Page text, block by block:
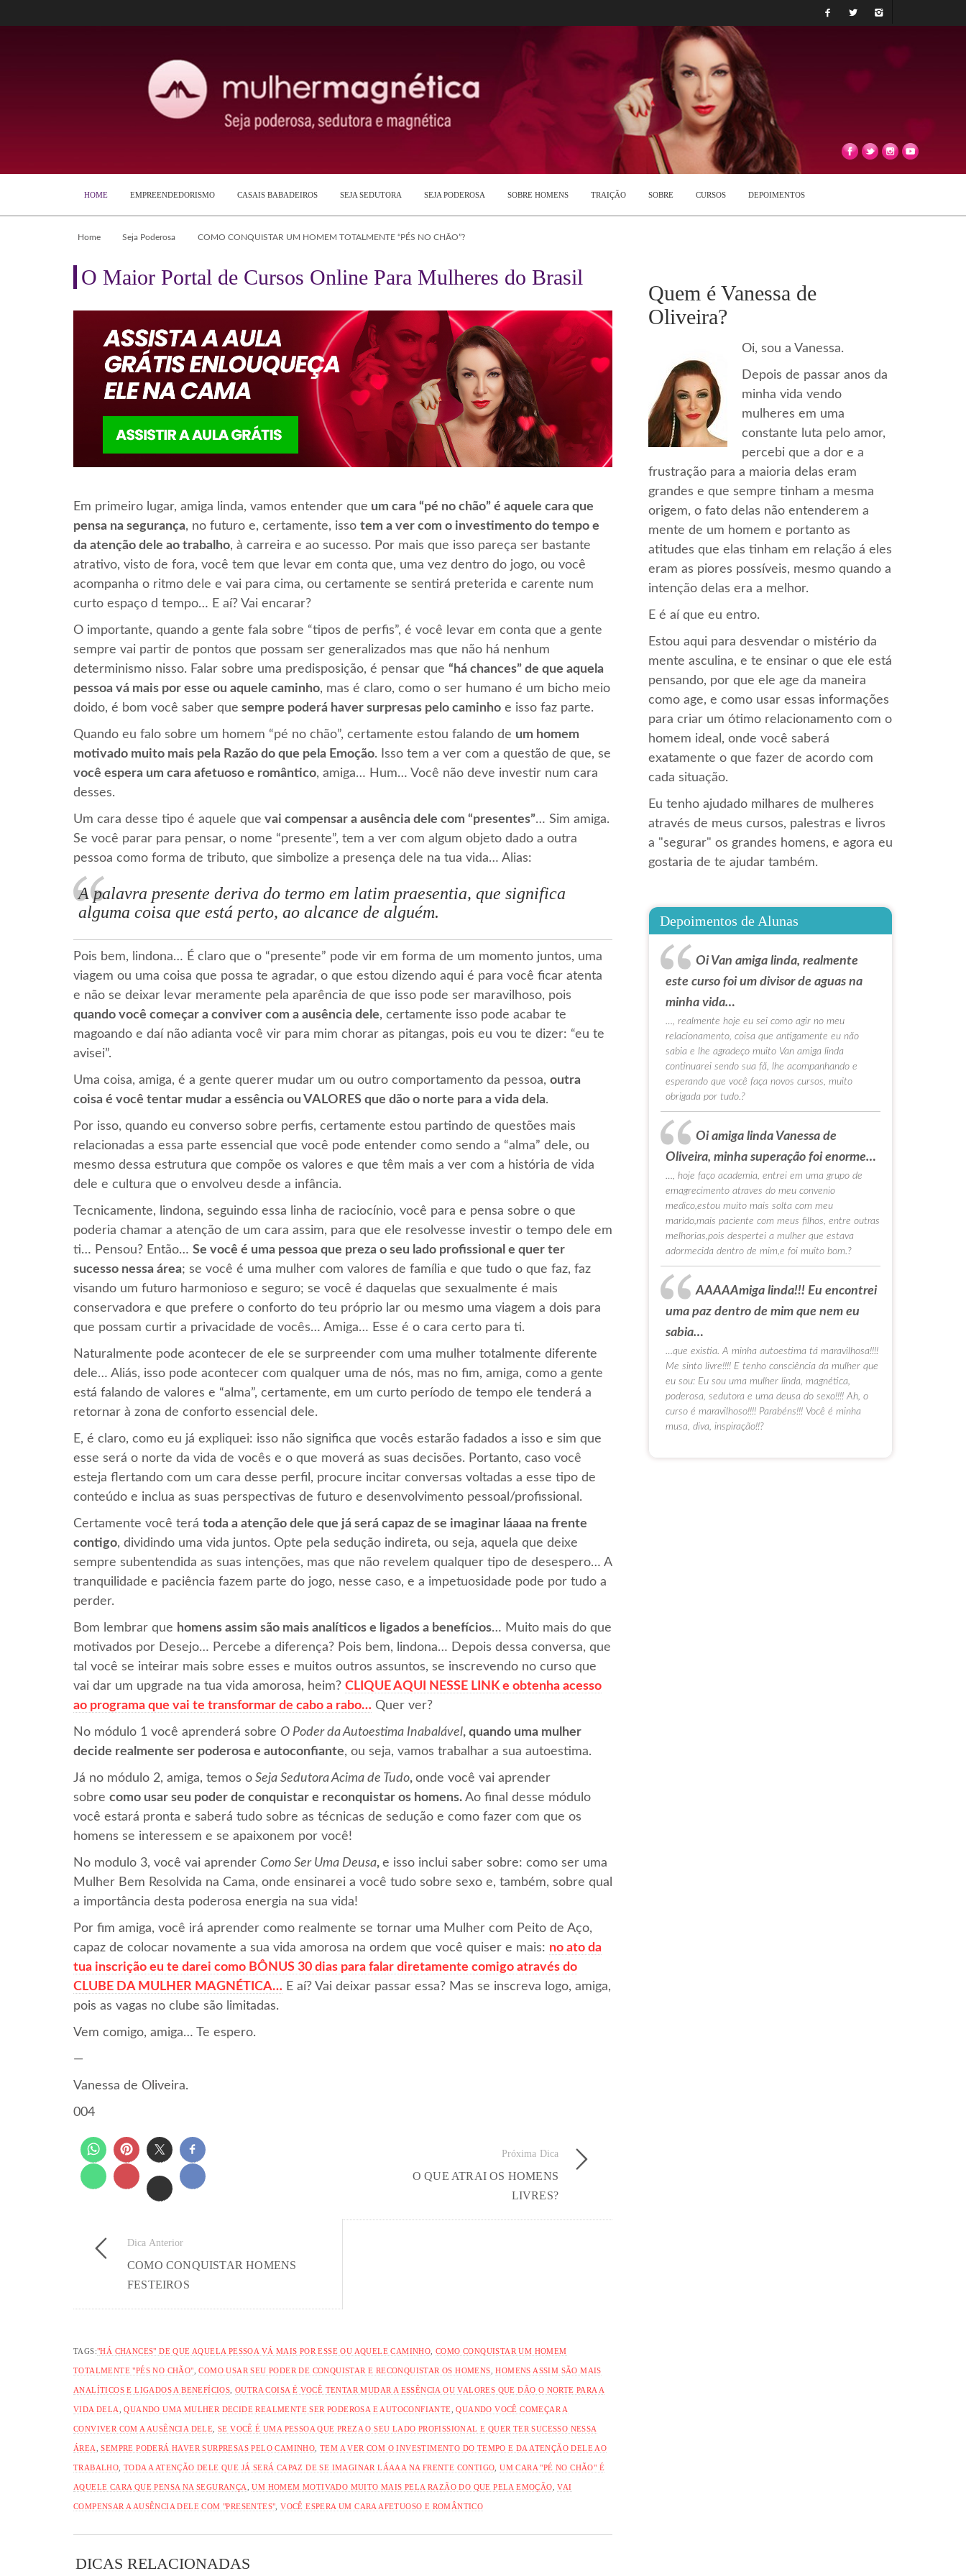
HOME EMPREENDEDORISMO CASAIS BABADEIROS SEJA SEDUTORA SEJA PODEROSA SOBRE HOMENS TRAIÇÃO SOBRE CURSOS DEPOIMENTOS
Home Seja Poderosa COMO CONQUISTAR UM HOMEM TOTALMENTE “PÉS NO CHÃO”?
O Maior Portal de Cursos Online Para Mulheres do Brasil
Em primeiro lugar, amiga linda, vamos entender que um cara “pé no chão” é aquele cara que
pensa na segurança, no futuro e, certamente, isso tem a ver com o investimento do tempo e
da atenção dele ao trabalho, à carreira e ao sucesso. Por mais que isso pareça ser bastante
atrativo, visto de fora, você tem que levar em conta que, uma vez dentro do jogo, ou você
acompanha o ritmo dele e vai para cima, ou certamente se sentirá preterida e carente num
curto espaço d tempo… E aí? Vai encarar?
O importante, quando a gente fala sobre “tipos de perfis”, é você levar em conta que a gente
sempre vai partir de pontos que possam ser generalizados mas que não há nenhum
determinismo nisso. Falar sobre uma predisposição, é pensar que “há chances” de que aquela
pessoa vá mais por esse ou aquele caminho, mas é claro, como o ser humano é um bicho meio
doido, é bom você saber que sempre poderá haver surpresas pelo caminho e isso faz parte.
Quando eu falo sobre um homem “pé no chão”, certamente estou falando de um homem
motivado muito mais pela Razão do que pela Emoção. Isso tem a ver com a questão de que, se
você espera um cara afetuoso e romântico, amiga… Hum… Você não deve investir num cara
desses.
Um cara desse tipo é aquele que vai compensar a ausência dele com “presentes”… Sim amiga.
Se você parar para pensar, o nome “presente”, tem a ver com algum objeto dado a outra
pessoa como forma de tributo, que simbolize a presença dele na tua vida… Alias:
A palavra presente deriva do termo em latim praesentia, que significa
alguma coisa que está perto, ao alcance de alguém.
Pois bem, lindona… É claro que o “presente” pode vir em forma de um momento juntos, uma
viagem ou uma coisa que possa te agradar, o que estou dizendo aqui é para você ficar atenta
e não se deixar levar meramente pela aparência de que isso pode ser maravilhoso, pois
quando você começar a conviver com a ausência dele, certamente isso pode acabar te
magoando e daí não adianta você vir para mim chorar as pitangas, pois eu vou te dizer: “eu te
avisei”.
Uma coisa, amiga, é a gente querer mudar um ou outro comportamento da pessoa, outra
coisa é você tentar mudar a essência ou VALORES que dão o norte para a vida dela.
Por isso, quando eu converso sobre perfis, certamente estou partindo de questões mais
relacionadas a essa parte essencial que você pode entender como sendo a “alma” dele, ou
mesmo dessa estrutura que compõe os valores e que têm mais a ver com a história de vida
dele e cultura que o envolveu desde a infância.
Tecnicamente, lindona, seguindo essa linha de raciocínio, você para e pensa sobre o que
poderia chamar a atenção de um cara assim, para que ele resolvesse investir o tempo dele em
ti… Pensou? Então… Se você é uma pessoa que preza o seu lado profissional e quer ter
sucesso nessa área; se você é uma mulher com valores de família e que tudo o que faz, faz
visando um futuro harmonioso e seguro; se você é daquelas que sexualmente é mais
conservadora e que prefere o conforto do teu próprio lar ou mesmo uma viagem a dois para
que possam curtir a privacidade de vocês… Amiga… Esse é o cara certo para ti.
Naturalmente pode acontecer de ele se surpreender com uma mulher totalmente diferente
dele… Aliás, isso pode acontecer com qualquer uma de nós, mas no fim, amiga, como a gente
está falando de valores e “alma”, certamente, em um curto período de tempo ele tenderá a
retornar à zona de conforto essencial dele.
E, é claro, como eu já expliquei: isso não significa que vocês estarão fadados a isso e sim que
esse será o norte da vida de vocês e o que moverá as suas decisões. Portanto, caso você
esteja flertando com um cara desse perfil, procure incitar conversas voltadas a esse tipo de
conteúdo e inclua as suas perspectivas de futuro e desenvolvimento pessoal/profissional.
Certamente você terá toda a atenção dele que já será capaz de se imaginar láaaa na frente
contigo, dividindo uma vida juntos. Opte pela sedução indireta, ou seja, aquela que deixe
sempre subentendida as suas intenções, mas que não revelem qualquer tipo de desespero… A
tranquilidade e paciência fazem parte do jogo, nesse caso, e a impetuosidade pode por tudo a
perder.
Bom lembrar que homens assim são mais analíticos e ligados a benefícios… Muito mais do que
motivados por Desejo… Percebe a diferença? Pois bem, lindona… Depois dessa conversa, que
tal você se inteirar mais sobre esses e muitos outros assuntos, se inscrevendo no curso que
vai dar um upgrade na tua vida amorosa, heim? CLIQUE AQUI NESSE LINK e obtenha acesso
ao programa que vai te transformar de cabo a rabo… Quer ver?
No módulo 1 você aprenderá sobre O Poder da Autoestima Inabalável, quando uma mulher
decide realmente ser poderosa e autoconfiante, ou seja, vamos trabalhar a sua autoestima.
Já no módulo 2, amiga, temos o Seja Sedutora Acima de Tudo, onde você vai aprender
sobre como usar seu poder de conquistar e reconquistar os homens. Ao final desse módulo
você estará pronta e saberá tudo sobre as técnicas de sedução e como fazer com que os
homens se interessem e se apaixonem por você!
No modulo 3, você vai aprender Como Ser Uma Deusa, e isso inclui saber sobre: como ser uma
Mulher Bem Resolvida na Cama, onde ensinarei a você tudo sobre sexo e, também, sobre qual
a importância desta poderosa energia na sua vida!
Por fim amiga, você irá aprender como realmente se tornar uma Mulher com Peito de Aço,
capaz de colocar novamente a sua vida amorosa na ordem que você quiser e mais: no ato da
tua inscrição eu te darei como BÔNUS 30 dias para falar diretamente comigo através do
CLUBE DA MULHER MAGNÉTICA… E aí? Vai deixar passar essa? Mas se inscreva logo, amiga,
pois as vagas no clube são limitadas.
Vem comigo, amiga… Te espero.
—
Vanessa de Oliveira.
004
Próxima Dica
O QUE ATRAI OS HOMENS
LIVRES?
Dica Anterior
COMO CONQUISTAR HOMENS
FESTEIROS
TAGS:"HÁ CHANCES" DE QUE AQUELA PESSOA VÁ MAIS POR ESSE OU AQUELE CAMINHO ,COMO CONQUISTAR UM HOMEM
TOTALMENTE "PÉS NO CHÃO" ,COMO USAR SEU PODER DE CONQUISTAR E RECONQUISTAR OS HOMENS ,HOMENS ASSIM SÃO MAIS
ANALÍTICOS E LIGADOS A BENEFÍCIOS ,OUTRA COISA É VOCÊ TENTAR MUDAR A ESSÊNCIA OU VALORES QUE DÃO O NORTE PARA A
VIDA DELA ,QUANDO UMA MULHER DECIDE REALMENTE SER PODEROSA E AUTOCONFIANTE ,QUANDO VOCÊ COMEÇAR A
CONVIVER COM A AUSÊNCIA DELE ,SE VOCÊ É UMA PESSOA QUE PREZA O SEU LADO PROFISSIONAL E QUER TER SUCESSO NESSA
ÁREA ,SEMPRE PODERÁ HAVER SURPRESAS PELO CAMINHO ,TEM A VER COM O INVESTIMENTO DO TEMPO E DA ATENÇÃO DELE AO
TRABALHO ,TODA A ATENÇÃO DELE QUE JÁ SERÁ CAPAZ DE SE IMAGINAR LÁAAA NA FRENTE CONTIGO ,UM CARA "PÉ NO CHÃO" É
AQUELE CARA QUE PENSA NA SEGURANÇA ,UM HOMEM MOTIVADO MUITO MAIS PELA RAZÃO DO QUE PELA EMOÇÃO ,VAI
COMPENSAR A AUSÊNCIA DELE COM "PRESENTES" ,VOCÊ ESPERA UM CARA AFETUOSO E ROMÂNTICO
DICAS RELACIONADAS
Quem é Vanessa de
Oliveira?
Oi, sou a Vanessa.
Depois de passar anos da
minha vida vendo
mulheres em uma
constante luta pelo amor,
percebi que a dor e a
frustração para a maioria delas eram
grandes e que sempre tinham a mesma
origem, o fato delas não entenderem a
mente de um homem e portanto as
atitudes que elas tinham em relação á eles
eram as piores possíveis, mesmo quando a
intenção delas era a melhor.
E é aí que eu entro.
Estou aqui para desvendar o mistério da
mente asculina, e te ensinar o que ele está
pensando, por que ele age da maneira
como age, e como usar essas informações
para criar um ótimo relacionamento com o
homem ideal, onde você saberá
exatamente o que fazer de acordo com
cada situação.
Eu tenho ajudado milhares de mulheres
através de meus cursos, palestras e livros
a "segurar" os grandes homens, e agora eu
gostaria de te ajudar também.
Depoimentos de Alunas
Oi Van amiga linda, realmente
este curso foi um divisor de aguas na
minha vida…
…, realmente hoje eu sei como agir no meu
relacionamento, coisa que antigamente eu não
sabia e lhe agradeço muito Van amiga linda
continuarei sendo sua fã, lhe acompanhando e
esperando que você faça novos cursos, muito
obrigada por tudo.?
Oi amiga linda Vanessa de
Oliveira, minha superação foi enorme…
…, hoje faço academia, entrei em uma grupo de
emagrecimento atraves do meu convenio
medico,estou muito mais solta com meu
marido,mais paciente com meus filhos, entre outras
melhorias,pois despertei a mulher que estava
adormecida dentro de mim,e foi muito bom.?
AAAAAmiga linda!!! Eu encontrei
uma paz dentro de mim que nem eu
sabia…
…que existia. A minha autoestima tá maravilhosa!!!!
Me sinto livre!!!! E tenho consciência da mulher que
eu sou: Eu sou uma mulher linda, magnética,
poderosa, sedutora e uma deusa do sexo!!!! Ah, o
curso é maravilhoso!!!! Parabéns!!! Você é minha
musa, diva, inspiração!!?